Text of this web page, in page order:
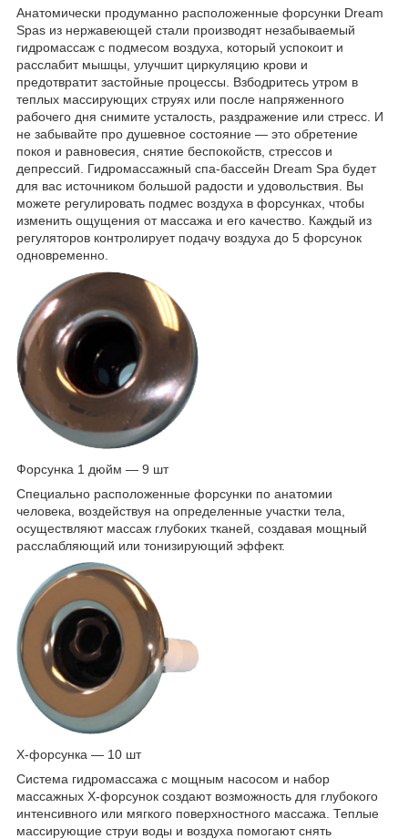
Анатомически продуманно расположенные форсунки Dream
Spas из нержавеющей стали производят незабываемый
гидромассаж с подмесом воздуха, который успокоит и
расслабит мышцы, улучшит циркуляцию крови и
предотвратит застойные процессы. Взбодритесь утром в
теплых массирующих струях или после напряженного
рабочего дня снимите усталость, раздражение или стресс. И
не забывайте про душевное состояние — это обретение
покоя и равновесия, снятие беспокойств, стрессов и
депрессий. Гидромассажный спа-бассейн Dream Spa будет
для вас источником большой радости и удовольствия. Вы
можете регулировать подмес воздуха в форсунках, чтобы
изменить ощущения от массажа и его качество. Каждый из
регуляторов контролирует подачу воздуха до 5 форсунок
одновременно.
Форсунка 1 дюйм — 9 шт
Специально расположенные форсунки по анатомии
человека, воздействуя на определенные участки тела,
осуществляют массаж глубоких тканей, создавая мощный
расслабляющий или тонизирующий эффект.
X-форсунка — 10 шт
Система гидромассажа с мощным насосом и набор
массажных Х-форсунок создают возможность для глубокого
интенсивного или мягкого поверхностного массажа. Теплые
массирующие струи воды и воздуха помогают снять